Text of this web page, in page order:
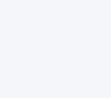
توجهی ارائه
در
لنوو ادعا